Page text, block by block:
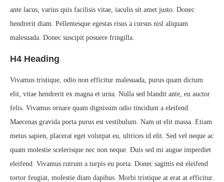
ante lacus, varius quis facilisis vitae, iaculis sit amet justo. Donec
hendrerit diam. Pellentesque egestas risus a cursus nisl aliquam
malesuada. Donec suscipit posuere fringilla.
H4 Heading
Vivamus tristique, odio non efficitur malesuada, purus quam dictum
elit, vitae hendrerit ex magna et urna. Nulla sed blandit ante, eu auctor
felis. Vivamus ornare quam dignissim odio tincidunt a eleifend.
Maecenas gravida porta purus est vestibulum. Nam ut elit massa. Etiam
metus sapien, placerat eget volutpat eu, ultrices id elit. Sed vel neque ac
quam molestie scelerisque nec non neque. Duis sed mi augue imperdiet
eleifend. Vivamus rutrum a turpis eu porta. Donec sagittis est eleifend
tortor feugiat, molestie diam dapibus. Morbi tristique at erat at efficitur.